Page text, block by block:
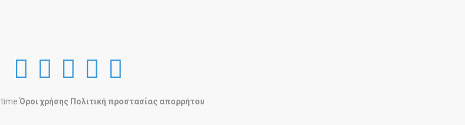
DoctorAnyTime
at
DoctorAnyTime
at
DoctorAnyTime
at
DoctorAnyTime
at
DoctorAnyTime
at
Όροι χρήσης Πολιτική προστασίας απορρήτου